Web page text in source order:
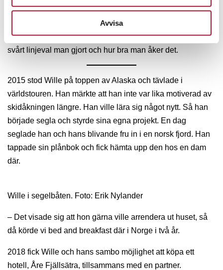
Avvisa
– Det ska vara som en dans. Svåra moment, men med
kontroll och aggressivitet. Man pushar gränserna för vad
som är möjligt. När man tävlar bedöms man utifrån hur
svårt linjeval man gjort och hur bra man åker det.
2015 stod Wille på toppen av Alaska och tävlade i
världstouren. Han märkte att han inte var lika motiverad av
skidåkningen längre. Han ville lära sig något nytt. Så han
började segla och styrde sina egna projekt. En dag
seglade han och hans blivande fru in i en norsk fjord. Han
tappade sin plånbok och fick hämta upp den hos en dam
där.
Wille i segelbåten. Foto: Erik Nylander
– Det visade sig att hon gärna ville arrendera ut huset, så
då körde vi bed and breakfast där i Norge i två år.
2018 fick Wille och hans sambo möjlighet att köpa ett
hotell, Åre Fjällsätra, tillsammans med en partner.